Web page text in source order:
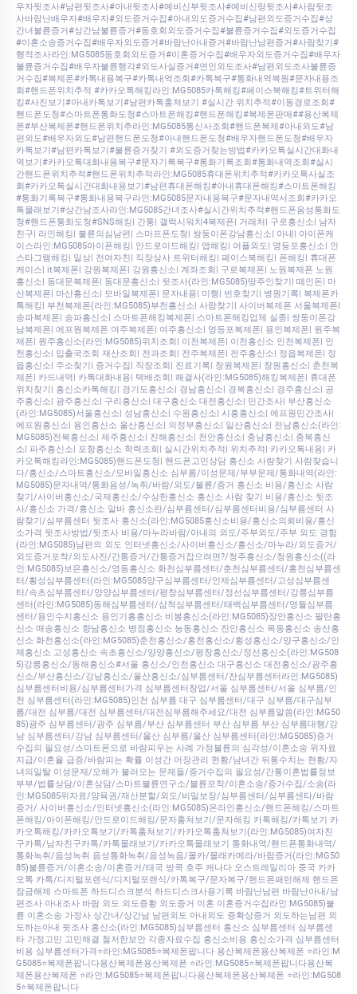
우자뒷조사#남편뒷조사#아내뒷조사#예비신부뒷조사#예비신랑뒷조사#사람뒷조
사바람난배우자#배우자#외도증거수집#아내외도증거수집#남편외도증거수집#상
간녀불륜증거#상간남불륜증거#동호회외도증거수집#불륜증거수집#외도증거수집
#이혼소송증거수집#배우자외도증거#바람난아내증거#바람난남편증거#사람찾기#
행적조사라인:MG5085동호회외도증거#이혼증거수집#배우자외도증거수집#배우자
불륜증거수집#배우자불륜행각#외도사실증거#연인외도조사#남편외도조사불륜증
거수집#복제폰#카톡내용복구#카톡내역조회#카톡복구#통화내역복원#문자내용조
회#핸드폰위치추적 #카카오톡해킹라인:MG5085카톡해킹#페이스북해킹#트위터해
킹#사진보기#아내카톡보기#남편카톡훔쳐보기 #실시간 위치추적#이동경로조회#
핸드폰도청#스마트폰통화도청#스마트폰해킹#핸드폰해킹#복제폰판매##용산복제
폰#부산복제폰#핸드폰위치추라인:MG5085통신사조회#핸드폰복제#아내외도#남
편외도#배우자외도#남편핸드폰도청#아내핸드폰도청#배우자핸드폰도청#배우자
카톡보기#남편카톡보기#불륜증거찾기 #외도증거찾는방법#카카오톡실시간대화내
역보기#카카오톡대화내용복구#문자기록복구#통화기록조회#통화내역조회#실시
간핸드폰위치추적#핸드폰위치추적라인:MG5085휴대폰위치추적#카카오톡사실조
회#카카오톡실시간대화내용보기#남편휴대폰해킹#아내휴대폰해킹#스마트폰해킹
#통화기록복구#통화내용복구라인:MG5085문자내용복구#문자내역서조회#카카오
톡몰래보기#상간남조사라인:MG5085간녀조사#실시간위치추적#핸드폰음성통화도
청#핸드폰통화도청#SNS해킹| 간통| 갤럭시워치4복제폰| 거래처| 구로흥신소| 남자
친구| 라인해킹| 불륜의심남편| 스마프폰도청| 쌍둥이폰강남흥신소| 아내| 아이폰케
이스라인:MG5085아이폰해킹| 안드로이드해킹| 앱해킹| 어플외도| 영등포흥신소| 인
스타그램해킹| 일상| 전여자친| 직장상사 트위터해킹| 페이스북해킹| 폰해킹| 휴대폰
케이스| it복제폰| 강원복제폰| 강원흥신소| 계좌조회| 구로복제폰| 노원복제폰 노원
흥신소| 동대문복제폰| 동대문흥신소| 뒷조사(라인:MG5085)땅주인찾기| 떼인돈| 마
산복제폰| 마산흥신소| 모바일복제폰| 문자내용| 미행| 번호찾기| 병원기록| 복제폰카
톡해킹| 부천복제폰(라인:MG5085)부천흥신소| 사람찾기| 사이버복제폰 서울복제폰|
송파복제폰| 송파흥신소| 스마트폰해킹복제폰| 스마트폰해킹업체 실종| 쌍둥이폰강
남복제폰| 에프원복제폰 여주복제폰| 여주흥신소| 영등포복제폰| 용인복제폰| 원주복
제폰| 원주흥신소(라인:MG5085)위치조회| 이천복제폰| 이천흥신소 인천복제폰| 인
천흥신소| 입출국조회 재산조회| 전과조회| 전주복제폰| 전주흥신소| 정읍복제폰| 정
읍흥신소| 주소찾기| 증거수집| 직장조회| 진료기록| 창원복제폰| 창원흥신소| 춘천복
제폰| 카드내역| 카톡대화내용| 택배조회| 해결사(라인:MG5085)해킹복제폰| 휴대폰
위치찾기| 흥신소카톡해킹| 경기도흥신소| 경남흥신소| 경북흥신소| 경주흥신소| 공
주흥신소| 광주흥신소| 구리흥신소| 대구흥신소 대전흥신소| 민간조사| 부산흥신소
(라인:MG5085)서울흥신소| 성남흥신소| 수원흥신소| 시흥흥신소| 에프원민간조사|
에프원흥신소| 용인흥신소 울산흥신소| 의정부흥신소| 일산흥신소| 전남흥신소(라인:
MG5085)전북흥신소| 제주흥신소| 진해흥신소| 천안흥신소| 충남흥신소| 충북흥신
소| 파주흥신소| 포항흥신소 학력조회| 실시간위치추적| 위치추적| 카카오톡내용| 카
카오톡해킹라인:MG5085)핸드폰도청| 핸드폰고민상담 흥신소 사람찾기 사람찾습니
다/흥신소/스마트흥신소/모바일흥신소 심부름/이성문제/부부문제/통화내역(라인:
MG5085)문자내역/통화음성/녹취/바람/외도/불륜/증거 흥신소 비용/흥신소 사람
찾기/사이버흥신소/국제흥신소/수상한흥신소 흥신소 사람 찾기 비용/흥신소 뒷조
사/흥신소 가격/흥신소 알바 흥신소란/심부름센터/심부름센터비용/심부름센터 사
람찾기/심부름센터 뒷조사 흥신소(라인:MG5085흥신소비용/흥신소의뢰비용/흥신
소가격 뒷조사방법/뒷조사 비용/마누라바람/아내의 외도/주부외도/주부 외도 경험
(라인:MG5085)남편의 외도 인터넷흥신소/사이버흥신소/흥신소/마누라/외도증거/
외도증거포착/외도사진/간통증거/간통증거잡으려면?/청주흥신소/청원흥신소((라
인:MG5085)보은흥신소/영동흥신소 화천심부름센터/춘천심부름센터/홍천심부름센
터/횡성심부름센터(라인:MG5085양구심부름센터/인제심부름센터/고성심부름센
터/속초심부름센터/양양심부름센터/평창심부름센터/정선심부름센터/강릉심부름
센터(라인:MG5085)동해심부름센터/삼척심부름센터/태백심부름센터/영월심부름
센터/용인수지흥신소 용인기흥흥신소 비봉흥신소(라인:MG5085)장안흥신소 팔탄흥
신소 매송흥신소 향남흥신소 병점흥신소 능동흥신소 진안흥신소 목동흥신소 송산흥
신소 화천흥신소(라인:MG5085)춘천흥신소/홍천흥신소/횡성흥신소/양구흥신소/인
제흥신소 고성흥신소 속초흥신소/양양흥신소/평창흥신소/정선흥신소(라인:MG508
5)강릉흥신소/동해흥신소#서울 흥신소/인천흥신소 대구흥신소 대전흥신소/광주흥
신소/부산흥신소/강남흥신소/울산흥신소/심부름센터/잔심부름센터라인:MG5085)
심부름센터비용/심부름센터가격 심부름센터창업/서울 심부름센터/서울 심부름/인
천 심부름센터(라인:MG5085)인천 심부름 대구 심부름센터/대구 심부름/대구심부
름/대전 심부름/대전 심부름센터/대전심부름해주세요/대전 심부름말씀(라인:MG50
85)광주 심부름센터/광주 심부름/부산 심부름센터 부산 심부름 부산 심부름대행/강
남 심부름센터/강남 심부름센터/울산 심부름/울산 심부름센터(라인:MG5085)증거
수집의 필요성/스마트폰으로 바람피우는 사례 가정불륜의 심각성/이혼소송 위자료
지급/이혼율 급증/바람피는 확률 이성간 어장관리 현황/남녀간 뒤통수치는 현황/자
녀의일탈 이성문제/오해가 불러오는 문제들/증거수집의 필요성/간통이혼법률정보
부부/법률상담/이혼상담/스마트불륜연구소/불륜포착/이혼소송/증거수집/소송(라
인:MG5085위자료/양육권/재산분할/외도/비밀보장/심부름센터/심부름센타/바람
증거/ 사이버흥신소/인터넷흥신소(라인:MG5085)온라인흥신소/핸드폰해킹/스마트
폰해킹/아이폰해킹/안드로이드해킹/문자훔쳐보기/문자해킹 카톡해킹/카톡보기 카
카오톡해킹/카카오톡보기/카톡훔쳐보기/카카오톡훔쳐보기(라인:MG5085)여자친
구카톡/남자친구카톡/카톡몰래보기/카카오톡몰래보기 통화내역/핸드폰통화내역/
통화녹취/음성녹취 음성통화녹취/음성녹음/몰카/몰래카메라/바람증거(라인:MG50
85)불륜증거/이혼소송/이혼증거/태국 방콕 호주 캐나다 오스트레일리아 중국 카카
오톡 카톡/디지털포렌식/디지털포랜식/카톡복구/문자복구/핸드폰패턴해제 핸드폰
잠금해제 스마트폰 하드디스크분석 하드디스크사용기록 바람난남편 바람난아내/남
편조사 아내조사 바람 외도 외도증황 외도증거 이혼 이혼증거수집라인:MG5085)불
륜 이혼소송 가정사 상간녀/상간남 남편외도 아내외도 증확상증거 외도하는남편 외
도하는아내 뒷조사 흥신소(라인:MG5085)심부름센터 흥신소 심부름센터 심부름센
타 가정고민 고민해결 철저한보안 각종자료수집 흥신소비용 흥신소가격 심부름센터
비용 심부름센터가격⭐라인:MG5085⭐복제폰팝니다 용산복제폰용산복제폰 ⭐라인:M
G5085⭐복제폰팝니다용산복제폰용산복제폰 ⭐라인:MG5085⭐복제폰팝니다용산복
제폰용산복제폰 ⭐라인:MG5085⭐복제폰팝니다용산복제폰용산복제폰 ⭐라인:MG508
5⭐복제폰팝니다